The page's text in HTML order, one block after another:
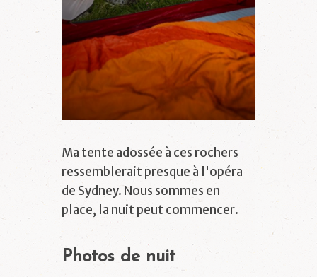
Ma tente adossée à ces rochers
ressemblerait presque à l'opéra
de Sydney. Nous sommes en
place, la nuit peut commencer.
Photos de nuit